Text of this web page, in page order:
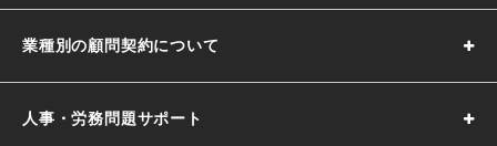
業種別の顧問契約について
人事・労務問題サポート